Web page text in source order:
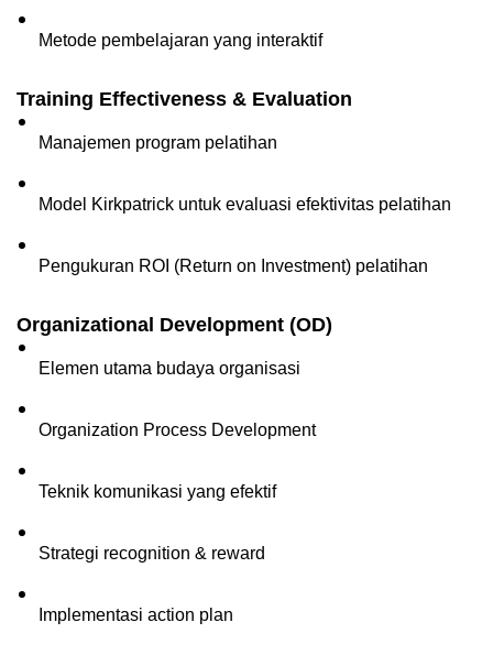
Metode pembelajaran yang interaktif
Training Effectiveness & Evaluation
Manajemen program pelatihan
Model Kirkpatrick untuk evaluasi efektivitas pelatihan
Pengukuran ROI (Return on Investment) pelatihan
Organizational Development (OD)
Elemen utama budaya organisasi
Organization Process Development
Teknik komunikasi yang efektif
Strategi recognition & reward
Implementasi action plan